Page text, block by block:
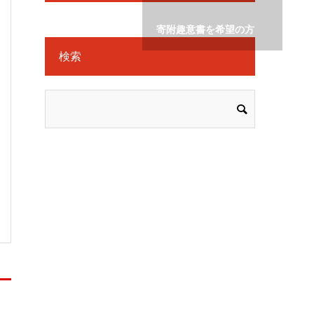
寄附趣意書を希望の方
検索